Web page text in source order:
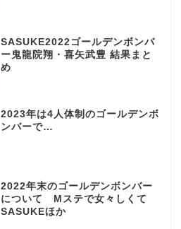
SASUKE2022ゴールデンボンバ
ー鬼龍院翔・喜矢武豊 結果まと
め
2023年は4人体制のゴールデンボ
ンバーで…
2022年末のゴールデンボンバー
について Mステで女々しくて
SASUKEほか